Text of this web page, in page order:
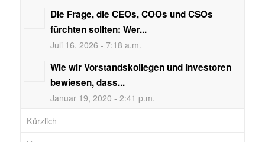
Die Frage, die CEOs, COOs und CSOs
fürchten sollten: Wer...
Juli 16, 2026 - 7:18 a.m.
Wie wir Vorstandskollegen und Investoren
bewiesen, dass...
Januar 19, 2020 - 2:41 p.m.
Kürzlich